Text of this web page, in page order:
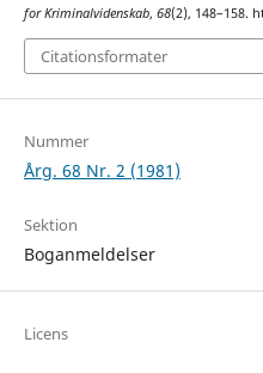
for Kriminalvidenskab, 68(2), 148–158.
Citationsformater
Nummer
Årg. 68 Nr. 2 (1981)
Sektion
Boganmeldelser
Licens